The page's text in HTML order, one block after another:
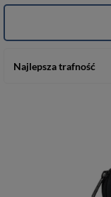
Najlepsza trafność